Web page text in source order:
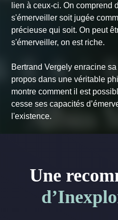
lien à ceux-ci. On comprend
s'émerveiller soit jugée
précieuse qui soit. On peut
s'émerveiller, on est riche.
Bertrand Vergely enracine
propos dans une véritable
montre comment il est
cesse ses capacités
l'existence.
Une